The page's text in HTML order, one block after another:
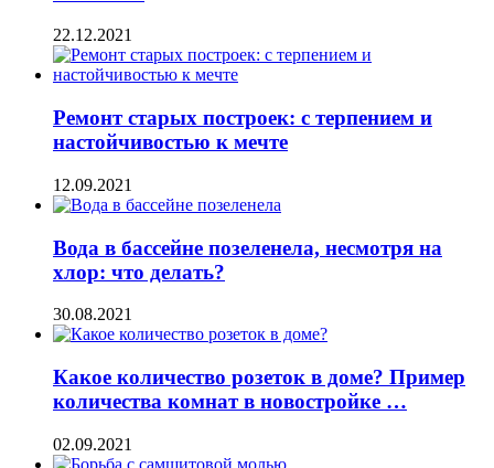
22.12.2021
Ремонт старых построек: с терпением и
настойчивостью к мечте
12.09.2021
Вода в бассейне позеленела, несмотря на
хлор: что делать?
30.08.2021
Какое количество розеток в доме? Пример
количества комнат в новостройке …
02.09.2021